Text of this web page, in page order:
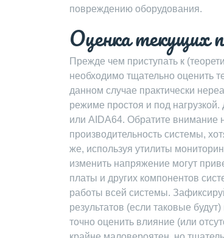
повреждению оборудования.
Оценка текущих
Прежде чем приступать к
необходимо тщательно оценить
данном случае практически
режиме простоя и под
или AIDA64. Обратите внимание
производительность системы,
же, используя утилиты
изменить напряжение могут
платы и других компонентов
работы всей системы.
результатов (если таковые
точно оценить влияние (или